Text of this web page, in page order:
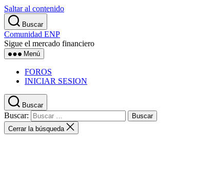
Saltar al contenido
Buscar
Comunidad ENP
Sigue el mercado financiero
Menú
FOROS
INICIAR SESION
Buscar
Buscar:
Cerrar la búsqueda